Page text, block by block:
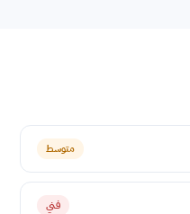
متوسط
فني